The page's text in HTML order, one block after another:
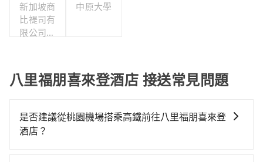
公司職工
福利委員
會
新加坡商
比禔司有
限公司台
中原大學
八里福朋喜來登酒店 接送常見問題
是否建議從桃園機場搭乘高鐵前往八里福朋喜來登
酒店？